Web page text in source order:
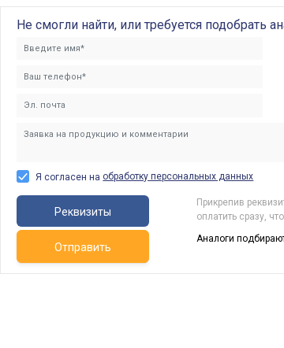
Не смогли найти, или требуется подобрать
Я согласен на обработку персональных данных
Реквизиты
Прикрепив
оплатить сразу,
Отправить
Аналоги